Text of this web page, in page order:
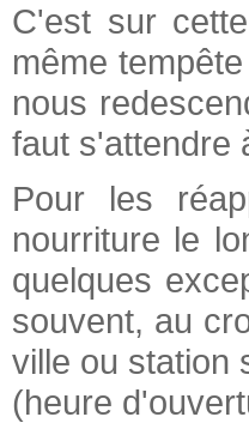
C'est sur
même
nous
faut s'attendre
Pour les
nourriture le
quelques
souvent, au
ville ou station
(heure